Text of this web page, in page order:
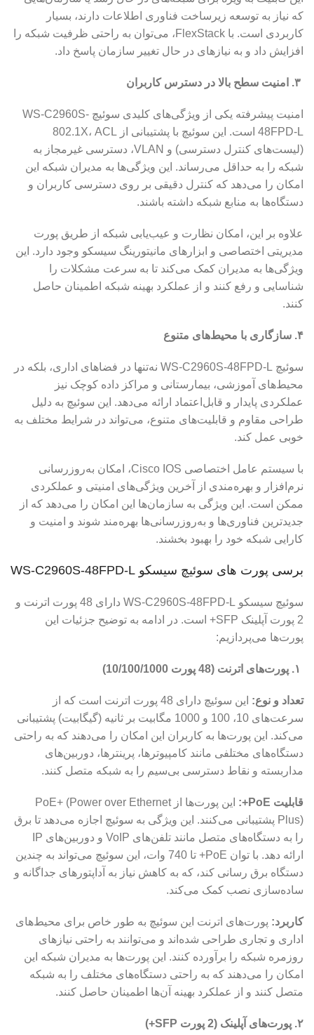
که نیاز به توسعه زیرساخت فناوری اطلاعات دارند، بسیار
کاربردی است. با FlexStack، می‌توان به راحتی ظرفیت شبکه را
افزایش داد و به نیازهای در حال تغییر سازمان پاسخ داد.
امنیت پیشرفته یکی از ویژگی‌های کلیدی سوئیچ WS-C2960S-
48FPD-L است. این سوئیچ با پشتیبانی از 802.1X، ACL
(لیست‌های کنترل دسترسی) و VLAN، دسترسی غیرمجاز به
شبکه را به حداقل می‌رساند. این ویژگی‌ها به مدیران شبکه این
امکان را می‌دهد که کنترل دقیقی بر روی دسترسی کاربران و
دستگاه‌ها به منابع شبکه داشته باشند.
علاوه بر این، امکان نظارت و عیب‌یابی شبکه از طریق پورت
مدیریتی اختصاصی و ابزارهای مانیتورینگ سیسکو وجود دارد. این
ویژگی‌ها به مدیران کمک می‌کند تا به سرعت مشکلات را
شناسایی و رفع کنند و از عملکرد بهینه شبکه اطمینان حاصل
کنند.
۴. سازگاری با محیط‌های متنوع
سوئیچ WS-C2960S-48FPD-L نه‌تنها در فضاهای اداری، بلکه در
محیط‌های آموزشی، بیمارستانی و مراکز داده کوچک نیز
عملکردی پایدار و قابل‌اعتماد ارائه می‌دهد. این سوئیچ به دلیل
طراحی مقاوم و قابلیت‌های متنوع، می‌تواند در شرایط مختلف به
خوبی عمل کند.
با سیستم عامل اختصاصی Cisco IOS، امکان به‌روزرسانی
نرم‌افزار و بهره‌مندی از آخرین ویژگی‌های امنیتی و عملکردی
ممکن است. این ویژگی به سازمان‌ها این امکان را می‌دهد که از
جدیدترین فناوری‌ها و به‌روزرسانی‌ها بهره‌مند شوند و امنیت و
کارایی شبکه خود را بهبود بخشند.
برسی پورت های سوئیچ سیسکو WS-C2960S-48FPD-L
سوئیچ سیسکو WS-C2960S-48FPD-L دارای 48 پورت اترنت و
2 پورت آپلینک SFP+ است. در ادامه به توضیح جزئیات این
پورت‌ها می‌پردازیم:
تعداد و نوع:
این سوئیچ دارای 48 پورت اترنت است که از
سرعت‌های 10، 100 و 1000 مگابیت بر ثانیه (گیگابیت) پشتیبانی
می‌کند. این پورت‌ها به کاربران این امکان را می‌دهند که به راحتی
دستگاه‌های مختلفی مانند کامپیوترها، پرینترها، دوربین‌های
مداربسته و نقاط دسترسی بی‌سیم را به شبکه متصل کنند.
قابلیت PoE+:
این پورت‌ها از PoE+ (Power over Ethernet
Plus) پشتیبانی می‌کنند. این ویژگی به سوئیچ اجازه می‌دهد تا برق
را به دستگاه‌های متصل مانند تلفن‌های VoIP و دوربین‌های IP
ارائه دهد. با توان PoE+ تا 740 وات، این سوئیچ می‌تواند به چندین
دستگاه برق رسانی کند، که به کاهش نیاز به آداپتورهای جداگانه و
ساده‌سازی نصب کمک می‌کند.
کاربرد: پورت‌های اترنت این سوئیچ به طور خاص برای محیط‌های
اداری و تجاری طراحی شده‌اند و می‌توانند به راحتی نیازهای
روزمره شبکه را برآورده کنند. این پورت‌ها به مدیران شبکه این
امکان را می‌دهند که به راحتی دستگاه‌های مختلف را به شبکه
متصل کنند و از عملکرد بهینه آن‌ها اطمینان حاصل کنند.
۲. پورت‌های آپلینک (2 پورت SFP+)